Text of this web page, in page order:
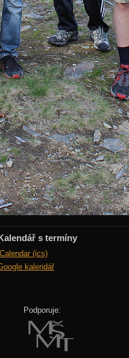
s termíny
(ics)
kalendář
Podporuje: